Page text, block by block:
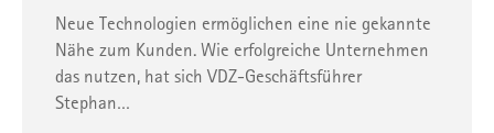
Neue Technologien ermöglichen eine nie gekannte
Nähe zum Kunden. Wie erfolgreiche Unternehmen
das nutzen, hat sich VDZ-Geschäftsführer
Stephan…